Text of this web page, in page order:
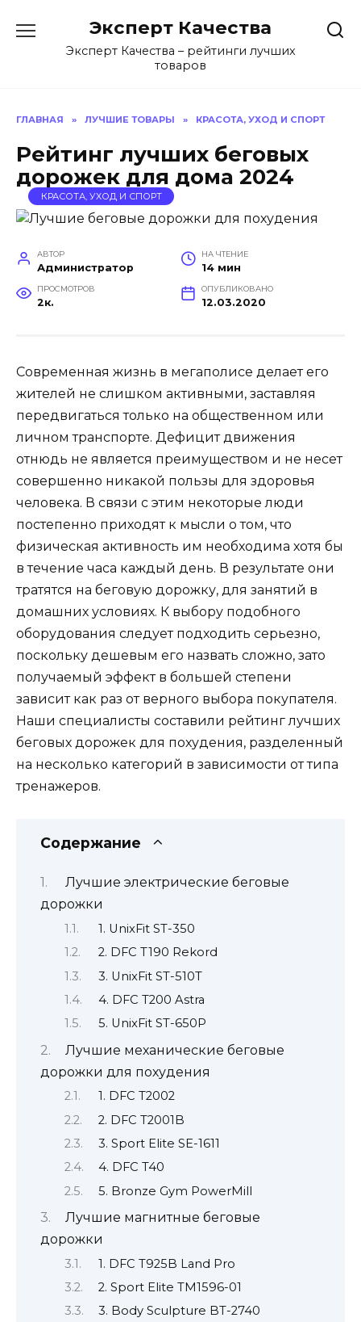
содержанию
Эксперт Качества
Эксперт Качества – рейтинги лучших
товаров
ГЛАВНАЯ » ЛУЧШИЕ ТОВАРЫ » КРАСОТА, УХОД И СПОРТ
Рейтинг лучших беговых
дорожек для дома 2024
КРАСОТА, УХОД И СПОРТ
АВТОР
Администратор
НА ЧТЕНИЕ
14 мин
ПРОСМОТРОВ
2к.
ОПУБЛИКОВАНО
12.03.2020
Современная жизнь в мегаполисе делает его
жителей не слишком активными, заставляя
передвигаться только на общественном или
личном транспорте. Дефицит движения
отнюдь не является преимуществом и не несет
совершенно никакой пользы для здоровья
человека. В связи с этим некоторые люди
постепенно приходят к мысли о том, что
физическая активность им необходима хотя бы
в течение часа каждый день. В результате они
тратятся на беговую дорожку, для занятий в
домашних условиях. К выбору подобного
оборудования следует подходить серьезно,
поскольку дешевым его назвать сложно, зато
получаемый эффект в большей степени
зависит как раз от верного выбора покупателя.
Наши специалисты составили рейтинг лучших
беговых дорожек для похудения, разделенный
на несколько категорий в зависимости от типа
тренажеров.
Содержание
Лучшие электрические беговые
дорожки
1. UnixFit ST-350
2. DFC T190 Rekord
3. UnixFit ST-510T
4. DFC T200 Astra
5. UnixFit ST-650P
Лучшие механические беговые
дорожки для похудения
1. DFC T2002
2. DFC T2001B
3. Sport Elite SE-1611
4. DFC T40
5. Bronze Gym PowerMill
Лучшие магнитные беговые
дорожки
1. DFC T925B Land Pro
2. Sport Elite TM1596-01
3. Body Sculpture BT-2740